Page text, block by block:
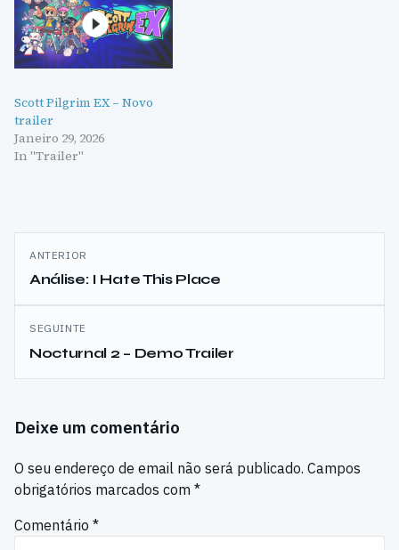
Scott Pilgrim EX – Novo
trailer
Janeiro 29, 2026
In "Trailer"
Navegação
de
artigos
ANTERIOR
Análise: I Hate This Place
SEGUINTE
Nocturnal 2 – Demo Trailer
Deixe um comentário
O seu endereço de email não será publicado. Campos
obrigatórios marcados com *
Comentário *